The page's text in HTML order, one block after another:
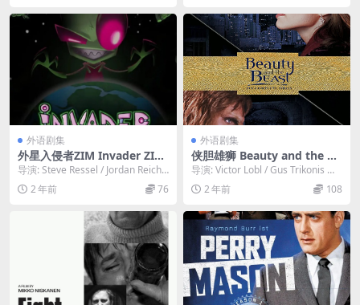
外语剧集
外星入侵者ZIM Invader ZIM
(2001)
导演: Steve Ressel / Jordan Reiche
k 主演: Ri...
2 年前 76
外语剧集
侠胆雄狮 Beauty and the Be
ast (1987)【S01-S03 全三季
】
导演: Victor Lobl / Gus Trikonis 编
剧: Ron K...
2 年前 108